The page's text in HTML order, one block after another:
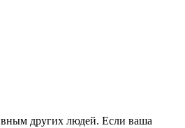
других людей. Если ваша